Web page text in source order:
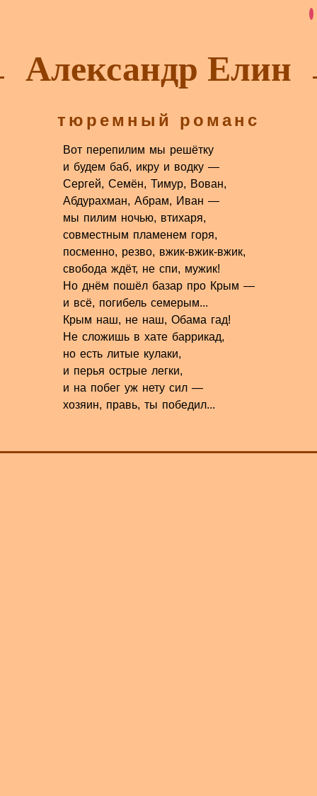
Александр Елин
тюремный романс
Вот перепилим мы решётку
и будем баб, икру и водку —
Сергей, Семён, Тимур, Вован,
Абдурахман, Абрам, Иван —
мы пилим ночью, втихаря,
совместным пламенем горя,
посменно, резво, вжик-вжик-вжик,
свобода ждёт, не спи, мужик!
Но днём пошёл базар про Крым —
и всё, погибель семерым...
Крым наш, не наш, Обама гад!
Не сложишь в хате баррикад,
но есть литые кулаки,
и перья острые легки,
и на побег уж нету сил —
хозяин, правь, ты победил...